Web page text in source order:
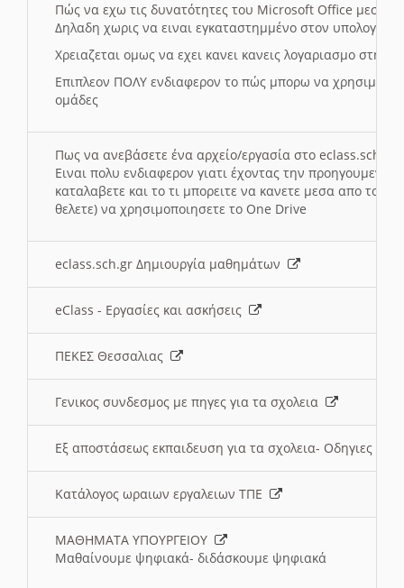
Πώς να εχω τις δυνατότητες του Microsoft Office μεσω
Δηλαδη χωρις να ειναι εγκαταστημμένο στον
Χρειαζεται ομως να εχει κανει κανεις λογαριασμο στη
Επιπλεον ΠΟΛΥ ενδιαφερον το πώς μπορω να
ομάδες
Πως να ανεβάσετε ένα αρχείο/εργασία στο eclass.sch.gr
Ειναι πολυ ενδιαφερον γιατι έχοντας την
καταλαβετε και το τι μπορειτε να κανετε μεσα απο το
θελετε) να χρησιμοποιησετε το One Drive
eclass.sch.gr Δημιουργία μαθημάτων
eClass - Εργασίες και ασκήσεις
ΠΕΚΕΣ Θεσσαλιας
Γενικος συνδεσμος με πηγες για τα σχολεια
Εξ αποστάσεως εκπαιδευση για τα σχολεια- Οδηγιες
Κατάλογος ωραιων εργαλειων ΤΠΕ
ΜΑΘΗΜΑΤΑ ΥΠΟΥΡΓΕΙΟΥ
Μαθαίνουμε ψηφιακά- διδάσκουμε ψηφιακά